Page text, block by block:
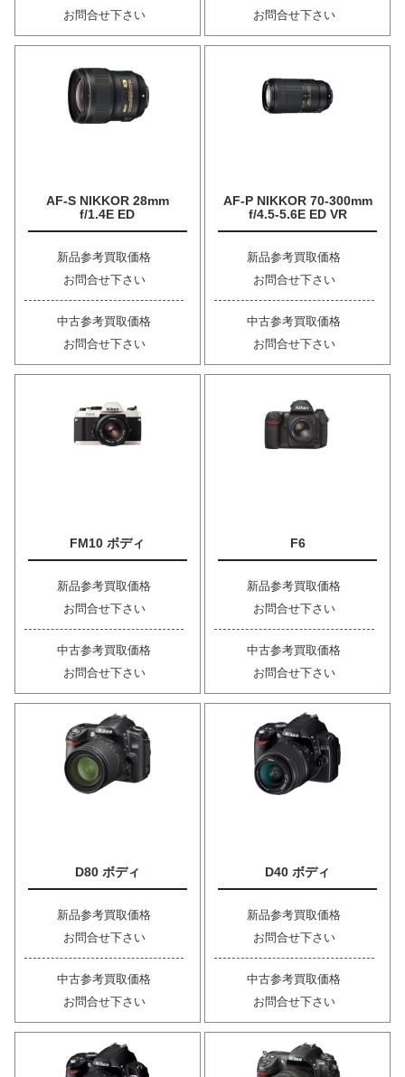
お問合せ下さい
お問合せ下さい
AF-S NIKKOR 28mm
f/1.4E ED
新品参考買取価格
お問合せ下さい
中古参考買取価格
お問合せ下さい
AF-P NIKKOR 70-300mm
f/4.5-5.6E ED VR
新品参考買取価格
お問合せ下さい
中古参考買取価格
お問合せ下さい
FM10 ボディ
新品参考買取価格
お問合せ下さい
中古参考買取価格
お問合せ下さい
F6
新品参考買取価格
お問合せ下さい
中古参考買取価格
お問合せ下さい
D80 ボディ
新品参考買取価格
お問合せ下さい
中古参考買取価格
お問合せ下さい
D40 ボディ
新品参考買取価格
お問合せ下さい
中古参考買取価格
お問合せ下さい